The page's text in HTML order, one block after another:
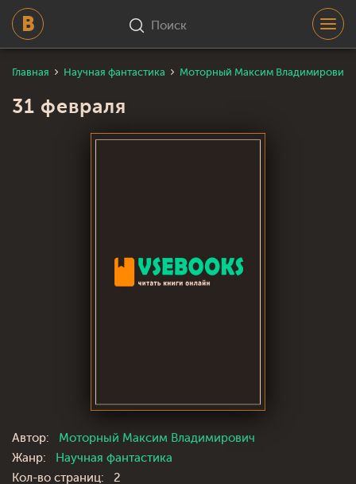
Поиск
Главная Научная фантастика Моторный Максим Владимирович
31 февраля
Автор:
Моторный Максим Владимирович
Жанр:
Научная фантастика
Кол-во страниц:
2